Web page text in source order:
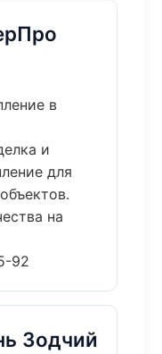
в
и
для
на
92
Зодчий